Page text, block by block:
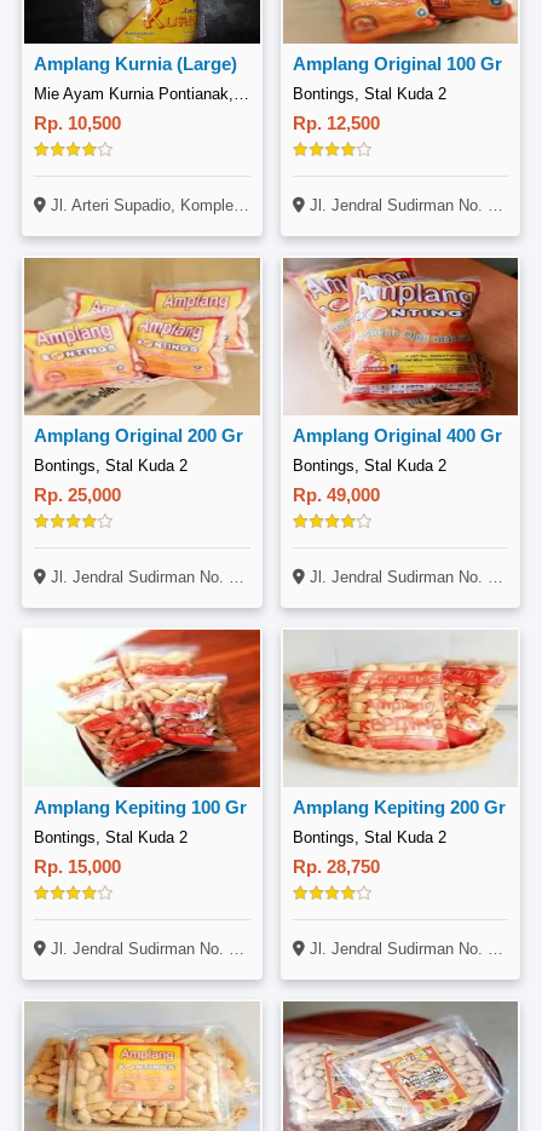
Amplang Kurnia (Large)
Rp. 10,500
Jl. Arteri Supadio, Komplek Adi Griya Karya No. B12, Sungai Raya, Kubu Raya
Amplang Original 100 Gr
Bontings, Stal Kuda 2
Rp. 12,500
Jl. Jendral Sudirman No. 14, Gunung Bahagia, Balikpapan Selatan
Amplang Original 200 Gr
Bontings, Stal Kuda 2
Rp. 25,000
Jl. Jendral Sudirman No. 14, Gunung Bahagia, Balikpapan Selatan
Amplang Original 400 Gr
Bontings, Stal Kuda 2
Rp. 49,000
Jl. Jendral Sudirman No. 14, Gunung Bahagia, Balikpapan Selatan
Amplang Kepiting 100 Gr
Bontings, Stal Kuda 2
Rp. 15,000
Jl. Jendral Sudirman No. 14, Gunung Bahagia, Balikpapan Selatan
Amplang Kepiting 200 Gr
Bontings, Stal Kuda 2
Rp. 28,750
Jl. Jendral Sudirman No. 14, Gunung Bahagia, Balikpapan Selatan